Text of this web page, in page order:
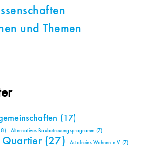
und Themen
(17)
(8) Alternatives Baubetreuungsprogramm (7)
Quartier(27) Autofreies Wohnen e.V. (7)